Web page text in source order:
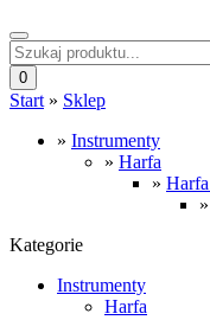
0
Start » Sklep
» Instrumenty
» Harfa
»
»
Kategorie
Instrumenty
Harfa